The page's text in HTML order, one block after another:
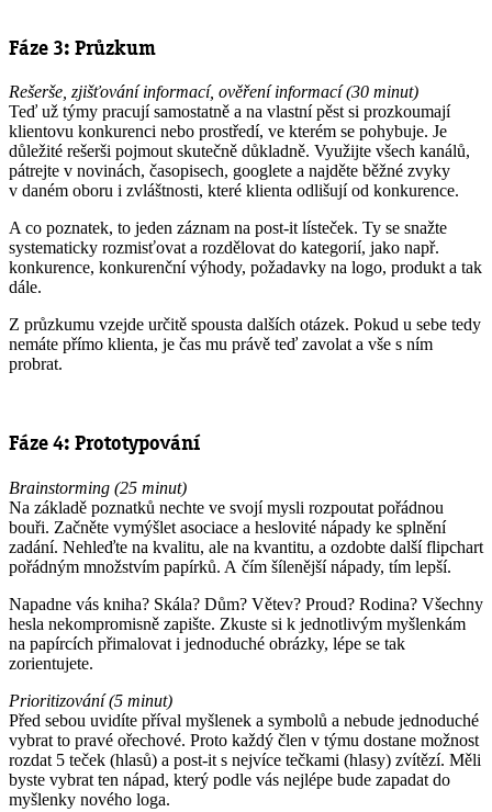
Fáze 3: Průzkum
Rešerše, zjišťování informací, ověření informací (30 minut)
Teď už týmy pracují samostatně a na vlastní pěst si prozkoumají
klientovu konkurenci nebo prostředí, ve kterém se pohybuje. Je
důležité rešerši pojmout skutečně důkladně. Využijte všech kanálů,
pátrejte v novinách, časopisech, googlete a najděte běžné zvyky
v daném oboru i zvláštnosti, které klienta odlišují od konkurence.
A co poznatek, to jeden záznam na post-it lísteček. Ty se snažte
systematicky rozmisťovat a rozdělovat do kategorií, jako např.
konkurence, konkurenční výhody, požadavky na logo, produkt a tak
dále.
Z průzkumu vzejde určitě spousta dalších otázek. Pokud u sebe tedy
nemáte přímo klienta, je čas mu právě teď zavolat a vše s ním
probrat.
Fáze 4: Prototypování
Brainstorming (25 minut)
Na základě poznatků nechte ve svojí mysli rozpoutat pořádnou
bouři. Začněte vymýšlet asociace a heslovité nápady ke splnění
zadání. Nehleďte na kvalitu, ale na kvantitu, a ozdobte další flipchart
pořádným množstvím papírků. A čím šílenější nápady, tím lepší.
Napadne vás kniha? Skála? Dům? Větev? Proud? Rodina? Všechny
hesla nekompromisně zapište. Zkuste si k jednotlivým myšlenkám
na papírcích přimalovat i jednoduché obrázky, lépe se tak
zorientujete.
Prioritizování (5 minut)
Před sebou uvidíte příval myšlenek a symbolů a nebude jednoduché
vybrat to pravé ořechové. Proto každý člen v týmu dostane možnost
rozdat 5 teček (hlasů) a post-it s nejvíce tečkami (hlasy) zvítězí. Měli
byste vybrat ten nápad, který podle vás nejlépe bude zapadat do
myšlenky nového loga.